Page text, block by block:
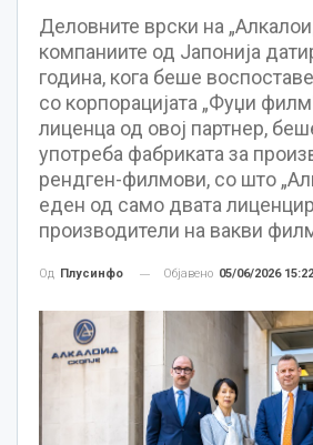
Деловните врски на
компаниите од Јапонија
година, кога беше
со корпорацијата „Фуџи
лиценца од овој партнер,
употреба фабриката за
рендген-филмови, со што
еден од само двата
производители на вакви
Од Плусинфо Објавено 05/06/2026